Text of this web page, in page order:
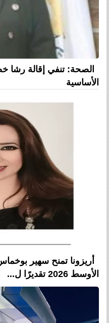
الصحة: تنفي إقالة رشا
الأساسية
أريزونا تمنح سهير
الأوسط 2026 تقديرًا ل...